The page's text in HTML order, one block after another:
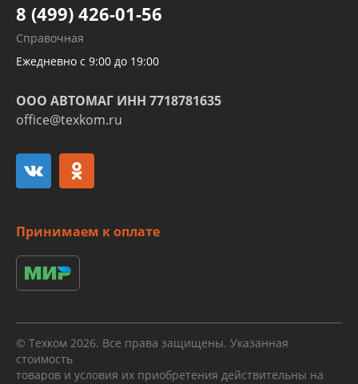
Развертка пайка медных стальных
алюминиевых трубок и штуцеров
8 (499) 426-01-56
Справочная
Ежедневно с 9:00 до 19:00
ООО АВТОМАГ ИНН 7718781635
office@texkom.ru
Принимаем к оплате
© Техком 2026. Все права защищены. Указанная
стоимость
товаров и условия их приобретения действительны на